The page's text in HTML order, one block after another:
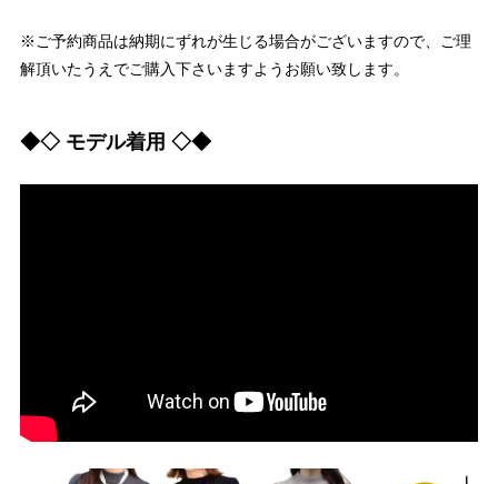
※ご予約商品は納期にずれが生じる場合がございますので、ご理
解頂いたうえでご購入下さいますようお願い致します。
◆◇ モデル着用 ◇◆